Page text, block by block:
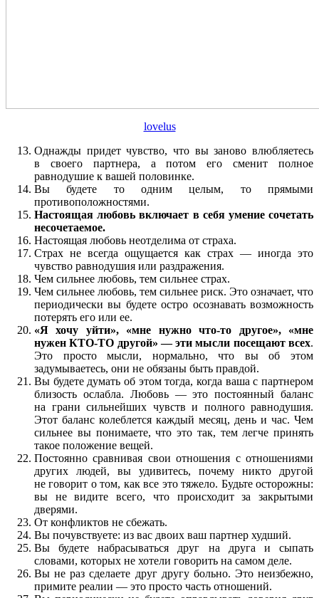
lovelus
Однажды придет чувство, что вы заново влюбляетесь
в своего партнера, а потом его сменит полное
равнодушие к вашей половинке.
Вы будете то одним целым, то прямыми
противоположностями.
Настоящая любовь включает в себя умение сочетать
несочетаемое.
Настоящая любовь неотделима от страха.
Страх не всегда ощущается как страх — иногда это
чувство равнодушия или раздражения.
Чем сильнее любовь, тем сильнее страх.
Чем сильнее любовь, тем сильнее риск. Это означает, что
периодически вы будете остро осознавать возможность
потерять его или ее.
«Я хочу уйти», «мне нужно что-то другое», «мне
нужен КТО-ТО другой» — эти мысли посещают всех.
Это просто мысли, нормально, что вы об этом
задумываетесь, они не обязаны быть правдой.
Вы будете думать об этом тогда, когда ваша с партнером
близость ослабла. Любовь — это постоянный баланс
на грани сильнейших чувств и полного равнодушия.
Этот баланс колеблется каждый месяц, день и час. Чем
сильнее вы понимаете, что это так, тем легче принять
такое положение вещей.
Постоянно сравнивая свои отношения с отношениями
других людей, вы удивитесь, почему никто другой
не говорит о том, как все это тяжело. Будьте осторожны:
вы не видите всего, что происходит за закрытыми
дверями.
От конфликтов не сбежать.
Вы почувствуете: из вас двоих ваш партнер худший.
Вы будете набрасываться друг на друга и сыпать
словами, которых не хотели говорить на самом деле.
Вы не раз сделаете друг другу больно. Это неизбежно,
примите реалии — это просто часть отношений.